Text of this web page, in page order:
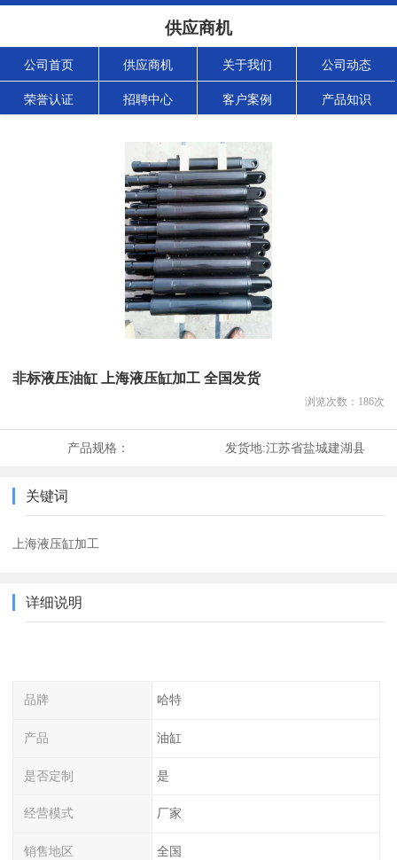
供应商机
公司首页 供应商机 关于我们 公司动态
荣誉认证 招聘中心 客户案例 产品知识
非标液压油缸 上海液压缸加工 全国发货
浏览次数： 186次
产品规格： 发货地:江苏省盐城建湖县
关键词
上海液压缸加工
详细说明
品牌 哈特
产品 油缸
是否定制 是
经营模式 厂家
销售地区 全国